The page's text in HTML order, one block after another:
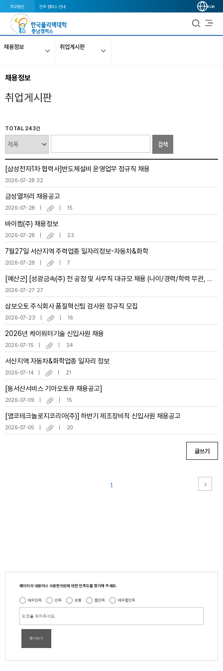
학교법인 전국 캠퍼스 안내 KOR
채용정보 취업게시판
채용정보
취업게시판
TOTAL 243건
검색
[삼성전자1차 협력사]반도체설비 운영업무 정규직 채용
2026-07-28 32
금성열처리 채용공고
2026-07-28 15
바이켐(주) 채용정보
2026-07-28 23
7월27일 서산지역 주력업종 일자리정보-자동차&화학
2026-07-28 7
[예산군] [성광금속(주) 전 공정 및 사무직 대규모 채용 (나이/경력/학력 무관, 장년층 재취업 적극 환영)
2026-07-27 27
삼보오토 주식회사 품질혁신팀 검사원 정규직 모집
2026-07-23 16
2026년 케이워터기술 신입사원 채용
2026-07-15 34
서산지역 자동차&화학업종 일자리 정보
2026-07-14 21
[동서산서비스 기아오토큐 채용공고]
2026-07-09 15
[앰코테크놀로지코리아(주)] 하반기 제조장비직 신입사원 채용공고
2026-07-05 20
글쓰기
1
페이지의 내용이나 사용편의성에 대한 만족도를 평가해 주세요.
매우만족 만족 보통 불만족 매우불만족
평가하기